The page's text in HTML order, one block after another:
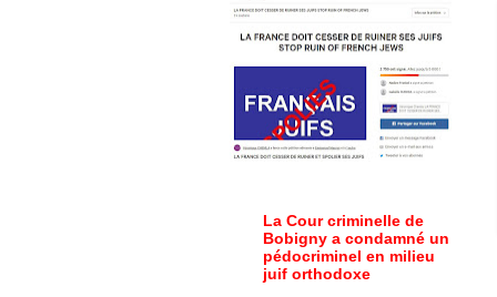
La Cour criminelle de
Bobigny a condamné un
pédocriminel en milieu
juif orthodoxe